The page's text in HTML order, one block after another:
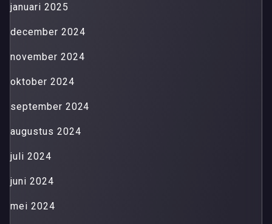
januari 2025
december 2024
november 2024
oktober 2024
september 2024
augustus 2024
juli 2024
juni 2024
mei 2024